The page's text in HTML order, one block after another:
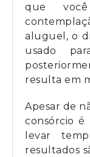
que
aluguel, o
usado
resulta em
Apesar de
consórcio é
levar
resultados